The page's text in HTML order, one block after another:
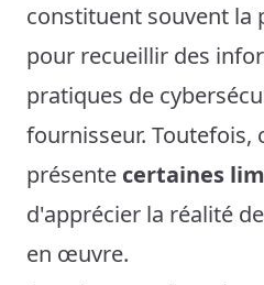
constituent souvent la
pour recueillir des
pratiques de
fournisseur. Toutefois,
présente certaines
d'apprécier la réalité
en œuvre.